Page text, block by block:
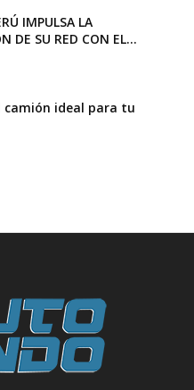
IMPULSA LA
DE SU RED CON EL...
camión ideal para tu